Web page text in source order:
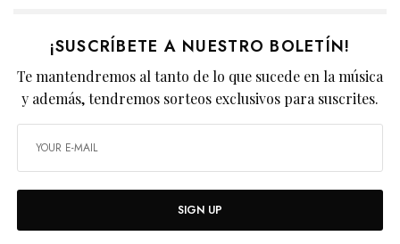
¡SUSCRÍBETE A NUESTRO BOLETÍN!
Te mantendremos al tanto de lo que sucede en la música
y además, tendremos sorteos exclusivos para suscrites.
SIGN UP